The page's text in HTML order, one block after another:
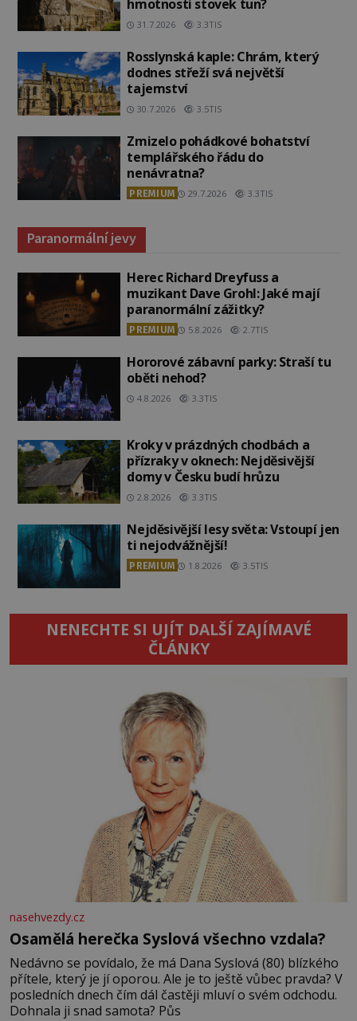
hmotnosti stovek tun?
31.7.2026 3.3TIS
Rosslynská kaple: Chrám, který
dodnes střeží svá největší
tajemství
30.7.2026 3.5TIS
Zmizelo pohádkové bohatství
templářského řádu do
nenávratna?
PREMIUM 29.7.2026 3.3TIS
Paranormální jevy
Herec Richard Dreyfuss a
muzikant Dave Grohl: Jaké mají
paranormální zážitky?
PREMIUM 5.8.2026 2.7TIS
Hororové zábavní parky: Straší tu
oběti nehod?
4.8.2026 3.3TIS
Kroky v prázdných chodbách a
přízraky v oknech: Nejděsivější
domy v Česku budí hrůzu
2.8.2026 3.3TIS
Nejděsivější lesy světa: Vstoupí jen
ti nejodvážnější!
PREMIUM 1.8.2026 3.5TIS
NENECHTE SI UJÍT DALŠÍ ZAJÍMAVÉ
ČLÁNKY
nasehvezdy.cz
Osamělá herečka Syslová všechno vzdala?
Nedávno se povídalo, že má Dana Syslová (80) blízkého
přítele, který je jí oporou. Ale je to ještě vůbec pravda? V
posledních dnech čím dál častěji mluví o svém odchodu.
Dohnala ji snad samota? Půs